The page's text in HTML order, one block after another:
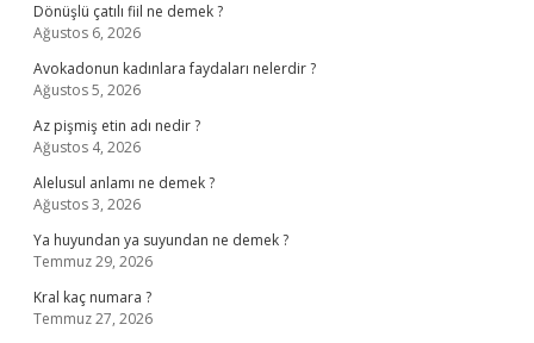
Dönüşlü çatılı fiil ne demek ?
Ağustos 6, 2026
Avokadonun kadınlara faydaları nelerdir ?
Ağustos 5, 2026
Az pişmiş etin adı nedir ?
Ağustos 4, 2026
Alelusul anlamı ne demek ?
Ağustos 3, 2026
Ya huyundan ya suyundan ne demek ?
Temmuz 29, 2026
Kral kaç numara ?
Temmuz 27, 2026